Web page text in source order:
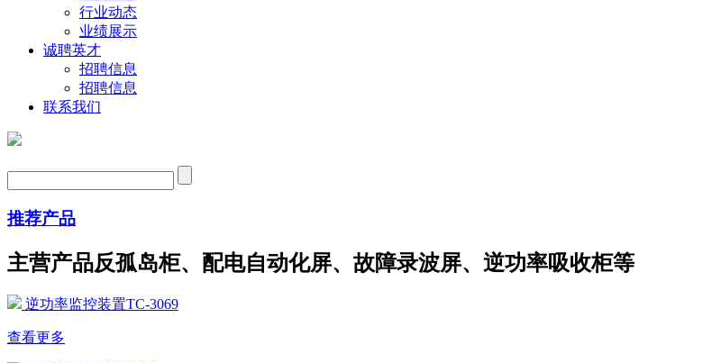
行业动态
业绩展示
诚聘英才
招聘信息
招聘信息
联系我们
推荐产品
主营产品反孤岛柜、配电自动化屏、故障录波屏、逆功率吸收柜等
逆功率监控装置TC-3069
查看更多